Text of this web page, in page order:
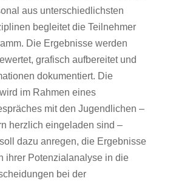
aus unterschiedlichsten
begleitet die Teilnehmer
Die Ergebnisse werden
grafisch aufbereitet und
dokumentiert. Die
im Rahmen eines
mit den Jugendlichen –
herzlich eingeladen sind –
dazu anregen, die Ergebnisse
ihrer Potenzialanalyse in die
bei der